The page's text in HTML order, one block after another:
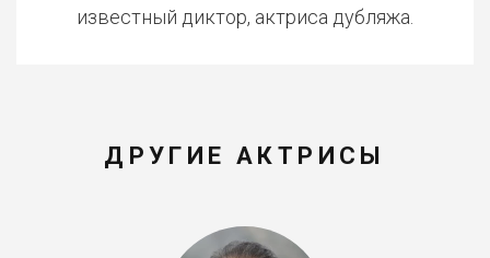
известный диктор, актриса дубляжа.
ДРУГИЕ АКТРИСЫ